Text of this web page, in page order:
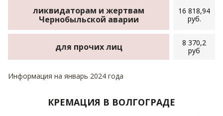
ликвидаторам и жертвам
Чернобыльской аварии
16 818,94
руб.
для прочих лиц
8 370,2
руб
Информация на январь 2024 года
КРЕМАЦИЯ В ВОЛГОГРАДЕ